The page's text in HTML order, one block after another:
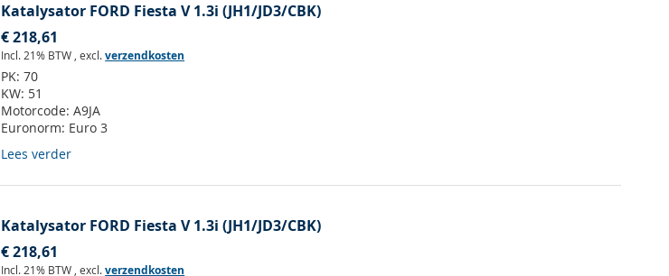
Katalysator FORD Fiesta V 1.3i (JH1/JD3/CBK)
€ 218,61
Incl. 21% BTW ,excl.verzendkosten
PK:70
KW: 51
Motorcode:A9JA
Euronorm: Euro 3
Lees verder
Katalysator FORD Fiesta V 1.3i (JH1/JD3/CBK)
€ 218,61
Incl. 21% BTW ,excl.verzendkosten